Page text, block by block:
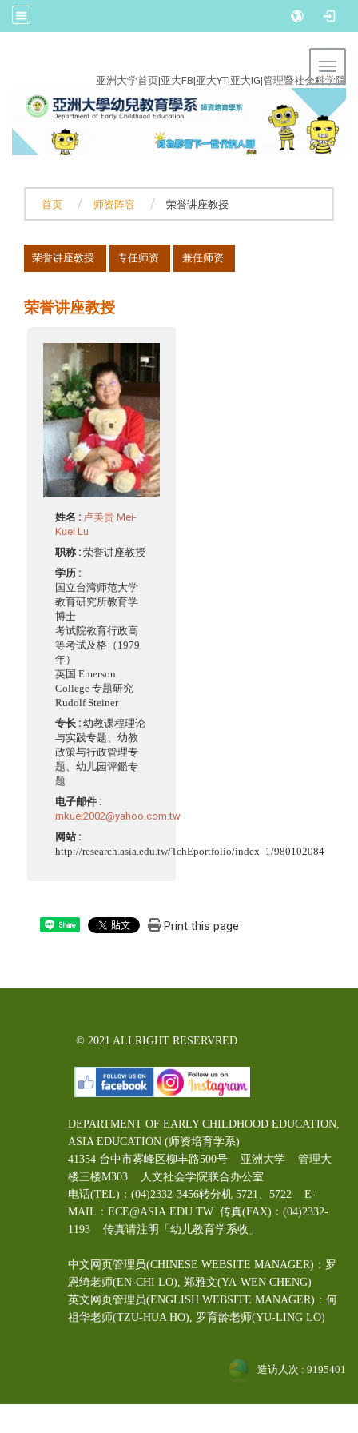
亚洲大学首页|亚大FB|亚大YT|亚大IG|管理暨社会科学院
首页 师资阵容 荣誉讲座教授
荣誉讲座教授 专任师资 兼任师资
荣誉讲座教授
姓名 : 卢美贵 Mei-
Kuei Lu
职称 : 荣誉讲座教授
学历 :
国立台湾师范大学
教育研究所教育学
博士
考试院教育行政高
等考试及格（1979
年）
英国 Emerson
College 专题研究
Rudolf Steiner
专长 : 幼教课程理论
与实践专题、幼教
政策与行政管理专
题、幼儿园评鑑专
题
电子邮件 :
mkuei2002@yahoo.com.tw
网站 :
http://research.asia.edu.tw/TchEportfolio/index_1/980102084
Share Print this page
© 2021 ALLRIGHT RESERVRED
DEPARTMENT OF EARLY CHILDHOOD EDUCATION,
ASIA EDUCATION (师资培育学系)
41354 台中市雾峰区柳丰路500号 亚洲大学 管理大
楼三楼M303 人文社会学院联合办公室
电话(TEL)：(04)2332-3456转分机 5721、5722 E-
MAIL：ECE@ASIA.EDU.TW 传真(FAX)：(04)2332-
1193 传真请注明「幼儿教育学系收」
中文网页管理员(CHINESE WEBSITE MANAGER)：罗
恩绮老师(EN-CHI LO), 郑雅文(YA-WEN CHENG)
英文网页管理员(ENGLISH WEBSITE MANAGER)：何
祖华老师(TZU-HUA HO), 罗育龄老师(YU-LING LO)
造访人次 : 9195401